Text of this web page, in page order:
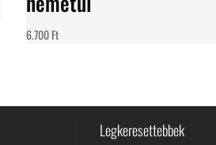
6.700Ft
Legkeresettebbek